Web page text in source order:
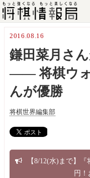
2016.08.16
鎌田菜月さ
―― 将棋ウォ
んが優勝
将棋世界編集部
【8/12(水)まで】
円